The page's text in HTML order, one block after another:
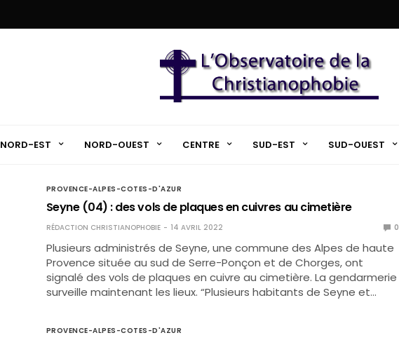
NORD-EST NORD-OUEST CENTRE SUD-EST SUD-OUEST
PROVENCE-ALPES-COTES-D'AZUR
Seyne (04) : des vols de plaques en cuivres au cimetière
RÉDACTION CHRISTIANOPHOBIE 14 AVRIL 2022 0
Plusieurs administrés de Seyne, une commune des Alpes de haute
Provence située au sud de Serre-Ponçon et de Chorges, ont
signalé des vols de plaques en cuivre au cimetière. La gendarmerie
surveille maintenant les lieux. “Plusieurs habitants de Seyne et…
PROVENCE-ALPES-COTES-D'AZUR